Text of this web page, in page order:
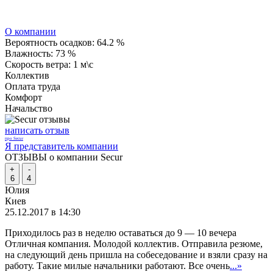
О компании
Вероятность осадков: 64.2 %
Влажность: 73 %
Скорость ветра: 1 м\с
Коллектив
Оплата труда
Комфорт
Начальство
написать отзыв
про Secur
Я представитель компании
ОТЗЫВЫ о компании Secur
+
6
-
4
Юлия
Киев
25.12.2017 в 14:30
Приходилось раз в неделю оставаться до 9 — 10 вечера
Отличная компания. Молодой коллектив. Отправила резюме,
на следующий день пришла на собеседование и взяли сразу на
работу. Такие милые начальники работают. Все очень...»